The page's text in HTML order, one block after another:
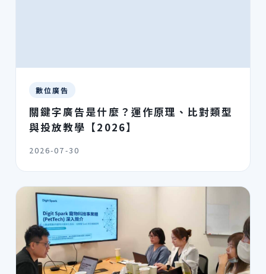
數位廣告
關鍵字廣告是什麼？運作原理、比對類型
與投放教學【2026】
2026-07-30